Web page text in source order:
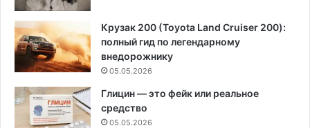
Крузак 200 (Toyota Land Cruiser 200):
полный гид по легендарному
внедорожнику
05.05.2026
Глицин — это фейк или реальное
средство
05.05.2026